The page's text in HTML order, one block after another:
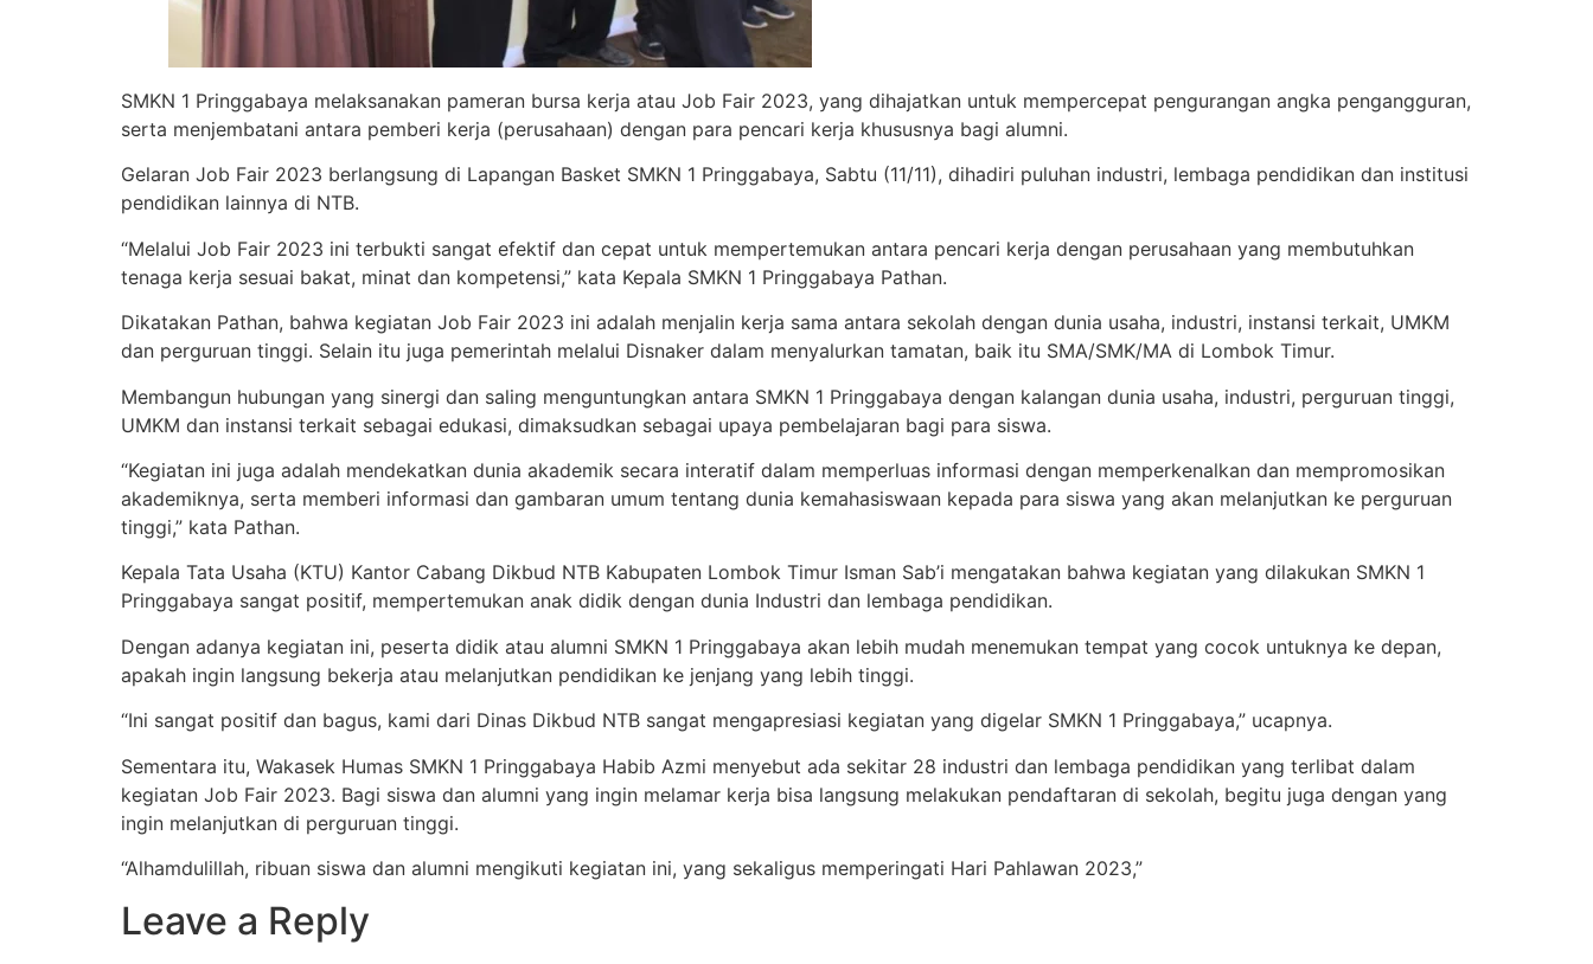
SMKN 1 Pringgabaya melaksanakan pameran bursa kerja atau Job Fair 2023, yang dihajatkan untuk mempercepat pengurangan angka pengangguran,
serta menjembatani antara pemberi kerja (perusahaan) dengan para pencari kerja khususnya bagi alumni.
Gelaran Job Fair 2023 berlangsung di Lapangan Basket SMKN 1 Pringgabaya, Sabtu (11/11), dihadiri puluhan industri, lembaga pendidikan dan institusi
pendidikan lainnya di NTB.
“Melalui Job Fair 2023 ini terbukti sangat efektif dan cepat untuk mempertemukan antara pencari kerja dengan perusahaan yang membutuhkan
tenaga kerja sesuai bakat, minat dan kompetensi,” kata Kepala SMKN 1 Pringgabaya Pathan.
Dikatakan Pathan, bahwa kegiatan Job Fair 2023 ini adalah menjalin kerja sama antara sekolah dengan dunia usaha, industri, instansi terkait, UMKM
dan perguruan tinggi. Selain itu juga pemerintah melalui Disnaker dalam menyalurkan tamatan, baik itu SMA/SMK/MA di Lombok Timur.
Membangun hubungan yang sinergi dan saling menguntungkan antara SMKN 1 Pringgabaya dengan kalangan dunia usaha, industri, perguruan tinggi,
UMKM dan instansi terkait sebagai edukasi, dimaksudkan sebagai upaya pembelajaran bagi para siswa.
“Kegiatan ini juga adalah mendekatkan dunia akademik secara interatif dalam memperluas informasi dengan memperkenalkan dan mempromosikan
akademiknya, serta memberi informasi dan gambaran umum tentang dunia kemahasiswaan kepada para siswa yang akan melanjutkan ke perguruan
tinggi,” kata Pathan.
Kepala Tata Usaha (KTU) Kantor Cabang Dikbud NTB Kabupaten Lombok Timur Isman Sab’i mengatakan bahwa kegiatan yang dilakukan SMKN 1
Pringgabaya sangat positif, mempertemukan anak didik dengan dunia Industri dan lembaga pendidikan.
Dengan adanya kegiatan ini, peserta didik atau alumni SMKN 1 Pringgabaya akan lebih mudah menemukan tempat yang cocok untuknya ke depan,
apakah ingin langsung bekerja atau melanjutkan pendidikan ke jenjang yang lebih tinggi.
“Ini sangat positif dan bagus, kami dari Dinas Dikbud NTB sangat mengapresiasi kegiatan yang digelar SMKN 1 Pringgabaya,” ucapnya.
Sementara itu, Wakasek Humas SMKN 1 Pringgabaya Habib Azmi menyebut ada sekitar 28 industri dan lembaga pendidikan yang terlibat dalam
kegiatan Job Fair 2023. Bagi siswa dan alumni yang ingin melamar kerja bisa langsung melakukan pendaftaran di sekolah, begitu juga dengan yang
ingin melanjutkan di perguruan tinggi.
“Alhamdulillah, ribuan siswa dan alumni mengikuti kegiatan ini, yang sekaligus memperingati Hari Pahlawan 2023,”
Leave a Reply